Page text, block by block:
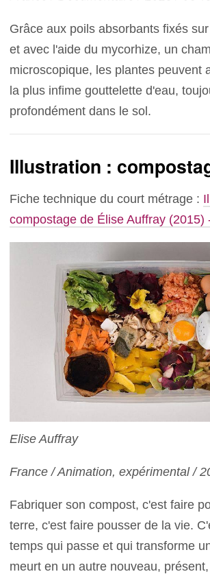
Grâce aux poils absorbants fixés
et avec l'aide du mycorhize, un
microscopique, les plantes peuvent
la plus infime gouttelette d'eau,
profondément dans le sol.
Illustration :
Fiche technique du court métrage :
compostage de Élise Auffray (2015)
Elise Auffray
France / Animation, expérimental /
Fabriquer son compost, c'est faire
terre, c'est faire pousser de la vie.
temps qui passe et qui transforme
meurt en un autre nouveau,